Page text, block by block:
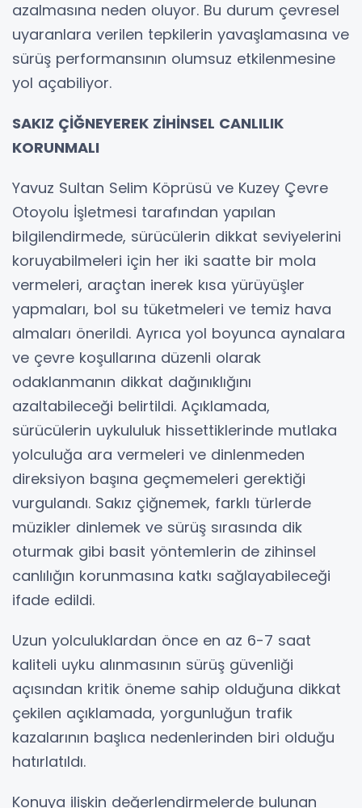
azalmasına neden oluyor. Bu durum çevresel
uyaranlara verilen tepkilerin yavaşlamasına ve
sürüş performansının olumsuz etkilenmesine
yol açabiliyor.
SAKIZ ÇİĞNEYEREK ZİHİNSEL CANLILIK
KORUNMALI
Yavuz Sultan Selim Köprüsü ve Kuzey Çevre
Otoyolu İşletmesi tarafından yapılan
bilgilendirmede, sürücülerin dikkat seviyelerini
koruyabilmeleri için her iki saatte bir mola
vermeleri, araçtan inerek kısa yürüyüşler
yapmaları, bol su tüketmeleri ve temiz hava
almaları önerildi. Ayrıca yol boyunca aynalara
ve çevre koşullarına düzenli olarak
odaklanmanın dikkat dağınıklığını
azaltabileceği belirtildi. Açıklamada,
sürücülerin uykululuk hissettiklerinde mutlaka
yolculuğa ara vermeleri ve dinlenmeden
direksiyon başına geçmemeleri gerektiği
vurgulandı. Sakız çiğnemek, farklı türlerde
müzikler dinlemek ve sürüş sırasında dik
oturmak gibi basit yöntemlerin de zihinsel
canlılığın korunmasına katkı sağlayabileceği
ifade edildi.
Uzun yolculuklardan önce en az 6-7 saat
kaliteli uyku alınmasının sürüş güvenliği
açısından kritik öneme sahip olduğuna dikkat
çekilen açıklamada, yorgunluğun trafik
kazalarının başlıca nedenlerinden biri olduğu
hatırlatıldı.
Konuya ilişkin değerlendirmelerde bulunan